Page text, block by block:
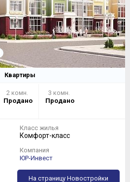
Квартиры
2 комн.
Продано
3 комн.
Продано
Класс жилья
Комфорт-класс
Компания
ЮР-Инвест
На страницу Новостройки